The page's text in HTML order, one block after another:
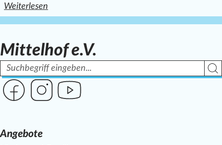
Weiterlesen
den ganzen Artikel "Baby- und Kinderbasar am Fliegeberg
Mittelhof e.V.
Suchbegriff
Link zur Seite des Mittelhof auf Facebook
Link zur Seite des Mittelhof auf Instagram
Link zur Seite des Mittelhof auf Youtube
Angebote